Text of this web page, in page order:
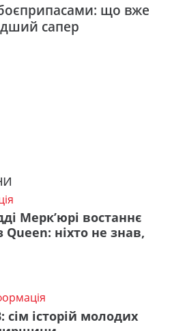
що вже
сапер
Мерк’юрі востаннє
ніхто не знав,
історій молодих